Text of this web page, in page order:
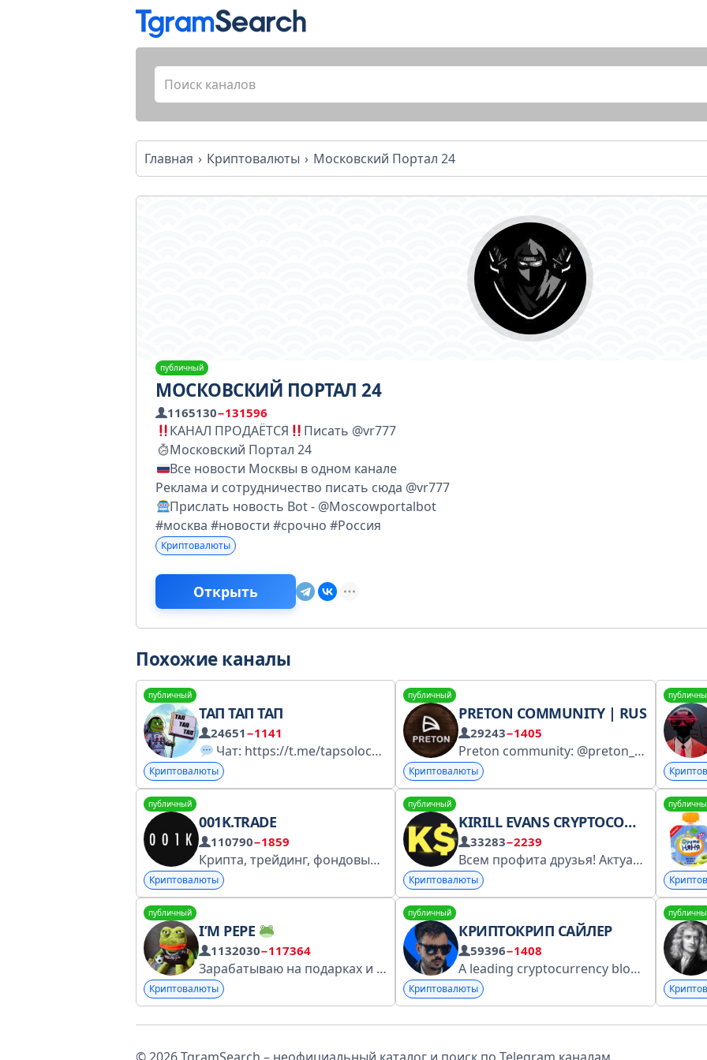
Главная Криптовалюты Московский Портал 24
публичный
МОСКОВСКИЙ ПОРТАЛ 24
1165130−131596
КАНАЛ ПРОДАЁТСЯ
Писать @vr777
Московский Портал 24
Все новости Москвы в одном канале
Реклама и сотрудничество писать сюда @vr777
Прислать новость Bot - @Moscowportalbot
#москва #новости #срочно #Россия
Криптовалюты
Открыть
Похожие каналы
публичный
ТАП ТАП ТАП
24651−1141
Чат: https://t.me/tapsolochat 100$ на Bybit: https://partner.bybit.com/b/
Криптовалюты
публичный
PRETON COMMUNITY | RUS
29243−1405
Preton community: @preton_eng Preton community: @preton_cis Chat: @chat_preton AirDrop bot: @preton_drop_bot https://twitter.com/preton_official
Криптовалюты
публичный
001K.TRADE
110790−1859
Крипта, трейдинг, фондовый рынок. Сотрудничество: @crypto_a01k https://
Криптовалюты
публичный
KIRILL EVANS CRYPTOCOMMUNITY
33283−2239
Всем профита друзья! Актуальные новости из мира криптовалют и советы по торговле.
Криптовалюты
публичный
I’M PEPE
1132030−117364
Зарабатываю на подарках и экосистеме TON. Рассказываю об этом своим подписчикам.
Криптовалюты
публичный
КРИПТОКРИП САЙЛЕР
59396−1408
A leading cryptocurrency blogger from Russia. For partnership proposals Email: mrsailerblogger@gmail.com TG: @sailermedia_sales Мистер Сайлер Медиа- https://taplink.cc/mister_sailer
Криптовалюты